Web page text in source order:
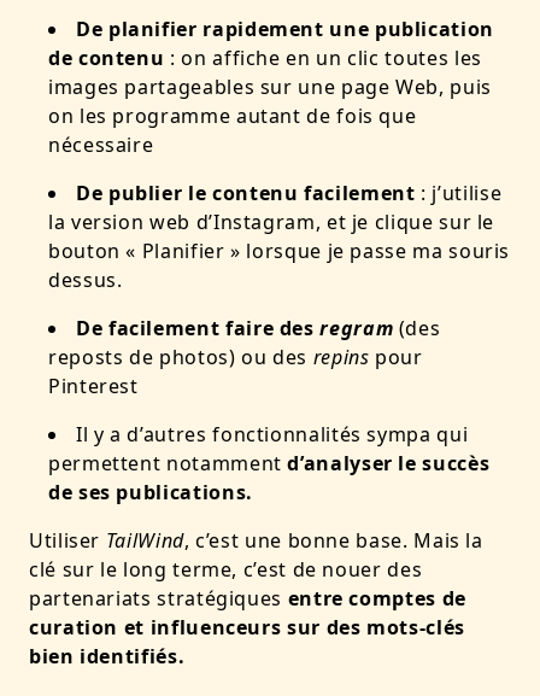
De planifier rapidement une publication
de contenu : on affiche en un clic toutes les
images partageables sur une page Web, puis
on les programme autant de fois que
nécessaire
De publier le contenu facilement : j’utilise
la version web d’Instagram, et je clique sur le
bouton « Planifier » lorsque je passe ma souris
dessus.
De facilement faire desregram (des
reposts de photos) ou des repins pour
Pinterest
Il y a d’autres fonctionnalités sympa qui
permettent notamment d’analyser le succès
de ses publications.
Utiliser TailWind, c’est une bonne base. Mais la
clé sur le long terme, c’est de nouer des
partenariats stratégiques entre comptes de
curation et influenceurs sur des mots-clés
bien identifiés.